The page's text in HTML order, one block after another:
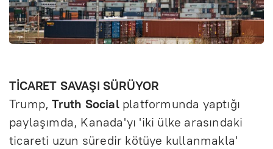
TİCARET SAVAŞI SÜRÜYOR
Trump,Truth Socialplatformunda yaptığı
paylaşımda, Kanada'yı 'iki ülke arasındaki
ticareti uzun süredir kötüye kullanmakla'